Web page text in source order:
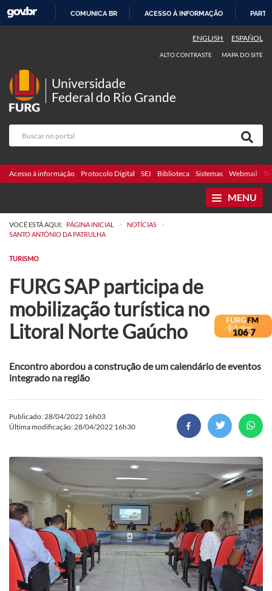
COMUNICA BR ACESSO À INFORMAÇÃO
ENGLISH ESPAÑOL
ALTO CONTRASTE MAPA DO SITE
Universidade
Federal do Rio Grande
Acesso à informação Protocolo Digital SEI Biblioteca Sistemas Webmail
MENU
VOCÊ ESTÁ AQUI: PÁGINA INICIAL > NOTÍCIAS >
SANTO ANTÔNIO DA PATRULHA
TURISMO
FURG SAP participa de
mobilização turística no
Litoral Norte Gaúcho
Encontro abordou a construção de um calendário de eventos
integrado na região
Publicado: 28/04/2022 16h03
Última modificação: 28/04/2022 16h30